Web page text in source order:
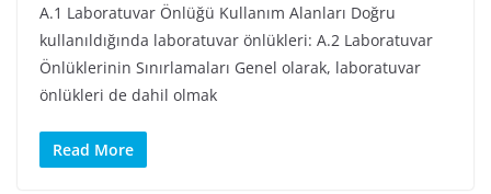
A.1 Laboratuvar Önlüğü Kullanım Alanları Doğru
kullanıldığında laboratuvar önlükleri: A.2 Laboratuvar
Önlüklerinin Sınırlamaları Genel olarak, laboratuvar
önlükleri de dahil olmak
Read More